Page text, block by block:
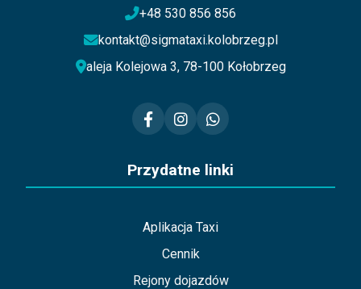
+48 530 856 856
kontakt@sigmataxi.kolobrzeg.pl
aleja Kolejowa 3, 78-100 Kołobrzeg
Przydatne linki
Aplikacja Taxi
Cennik
Rejony dojazdów